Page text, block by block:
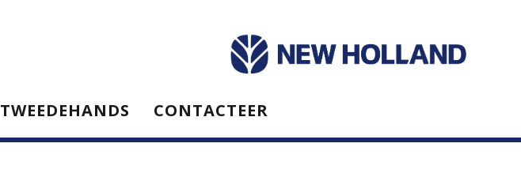
TWEEDEHANDS CONTACTEER